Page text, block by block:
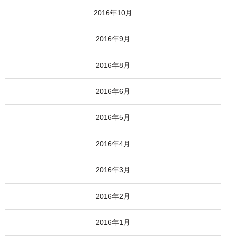
2016年10月
2016年9月
2016年8月
2016年6月
2016年5月
2016年4月
2016年3月
2016年2月
2016年1月